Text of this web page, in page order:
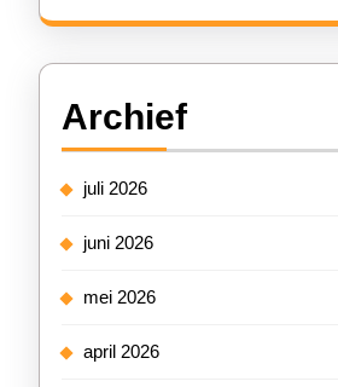
Archief
juli 2026
juni 2026
mei 2026
april 2026